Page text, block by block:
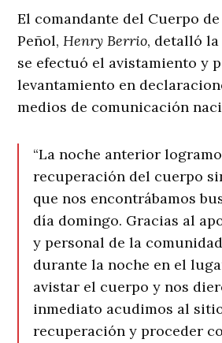
El comandante del Cuerpo
Peñol,Henry Berrio, detalló la
se efectuó el avistamiento y
levantamiento en
medios de comunicación
“La noche anterior
recuperación del cuerpo
que nos encontrábamos
día domingo. Gracias al
y personal de la
durante la noche en el
avistar el cuerpo y nos
inmediato acudimos al
recuperación y proceder